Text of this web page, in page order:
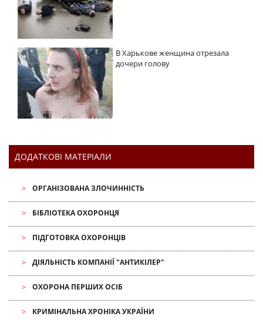
В Харькове женщина отрезала
дочери голову
ДОДАТКОВІ МАТЕРІАЛИ
ОРГАНІЗОВАНА ЗЛОЧИННІСТЬ
БІБЛІОТЕКА ОХОРОНЦЯ
ПІДГОТОВКА ОХОРОНЦІВ
ДІЯЛЬНІСТЬ КОМПАНІЇ "АНТИКІЛЕР"
ОХОРОНА ПЕРШИХ ОСІБ
КРИМІНАЛЬНА ХРОНІКА УКРАЇНИ